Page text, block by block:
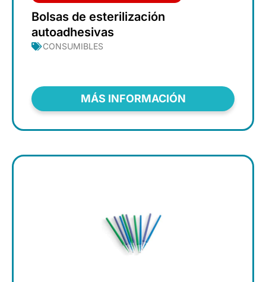
Bolsas de esterilización
autoadhesivas
CONSUMIBLES
MÁS INFORMACIÓN